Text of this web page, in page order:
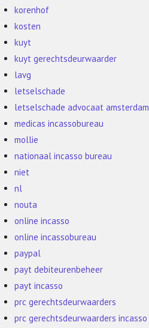
korenhof
kosten
kuyt
kuyt gerechtsdeurwaarder
lavg
letselschade
letselschade advocaat amsterdam
medicas incassobureau
mollie
nationaal incasso bureau
niet
nl
nouta
online incasso
online incassobureau
paypal
payt debiteurenbeheer
payt incasso
prc gerechtsdeurwaarders
prc gerechtsdeurwaarders incasso